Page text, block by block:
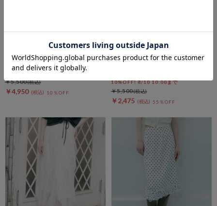
アシメドロストスウェットＰＯ
期間限定タイムセール10%OFF! 8/10
￥4,950 10％OFF
￥5,500
archives
レースレイヤードランダムリブ
ニットベスト
10%OFF! 8/10 10:00まで
￥2,475 55％OFF
￥5,500